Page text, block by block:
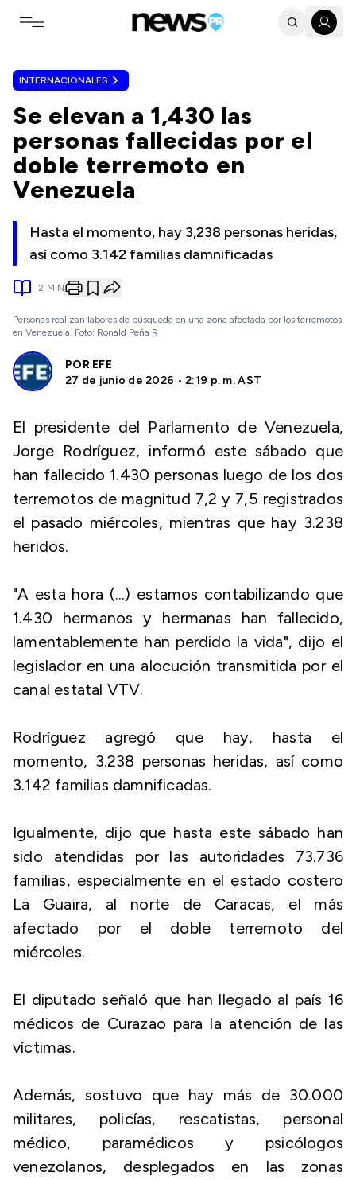
Toggle navigation menu
INTERNACIONALES
Se elevan a 1,430 las
personas fallecidas por el
doble terremoto en
Venezuela
Hasta el momento, hay 3,238 personas heridas,
así como 3.142 familias damnificadas
2 MIN
Personas realizan labores de búsqueda en una zona afectada por los terremotos
en Venezuela. Foto: Ronald Peña R
POR EFE
27 de junio de 2026 • 2:19 p. m. AST
El presidente del Parlamento de Venezuela,
Jorge Rodríguez, informó este sábado que
han fallecido 1.430 personas luego de los dos
terremotos de magnitud 7,2 y 7,5 registrados
el pasado miércoles, mientras que hay 3.238
heridos.
"A esta hora (...) estamos contabilizando que
1.430 hermanos y hermanas han fallecido,
lamentablemente han perdido la vida", dijo el
legislador en una alocución transmitida por el
canal estatal VTV.
Rodríguez agregó que hay, hasta el
momento, 3.238 personas heridas, así como
3.142 familias damnificadas.
Igualmente, dijo que hasta este sábado han
sido atendidas por las autoridades 73.736
familias, especialmente en el estado costero
La Guaira, al norte de Caracas, el más
afectado por el doble terremoto del
miércoles.
El diputado señaló que han llegado al país 16
médicos de Curazao para la atención de las
víctimas.
Además, sostuvo que hay más de 30.000
militares, policías, rescatistas, personal
médico, paramédicos y psicólogos
venezolanos, desplegados en las zonas